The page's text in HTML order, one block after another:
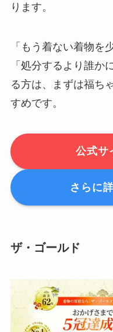
ります。
「もう着ない着物を
「処分するより誰か
る方は、まずは福ち
すめです。
公式サ
さらに
ザ・ゴールド